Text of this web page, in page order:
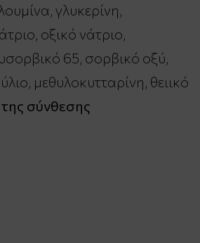
γλυκερίνη,
οξικό νάτριο,
65, σορβικό οξύ,
μεθυλοκυτταρίνη, θειικό
σύνθεσης